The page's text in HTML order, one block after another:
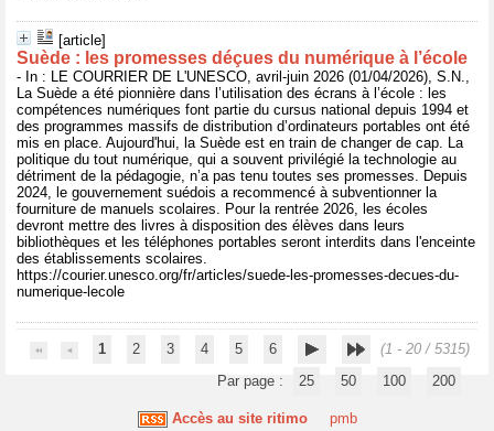
[article]
Suède : les promesses déçues du numérique à l’école
- In : LE COURRIER DE L'UNESCO, avril-juin 2026 (01/04/2026), S.N.,
La Suède a été pionnière dans l’utilisation des écrans à l’école : les
compétences numériques font partie du cursus national depuis 1994 et
des programmes massifs de distribution d’ordinateurs portables ont été
mis en place. Aujourd'hui, la Suède est en train de changer de cap. La
politique du tout numérique, qui a souvent privilégié la technologie au
détriment de la pédagogie, n’a pas tenu toutes ses promesses. Depuis
2024, le gouvernement suédois a recommencé à subventionner la
fourniture de manuels scolaires. Pour la rentrée 2026, les écoles
devront mettre des livres à disposition des élèves dans leurs
bibliothèques et les téléphones portables seront interdits dans l'enceinte
des établissements scolaires.
https://courier.unesco.org/fr/articles/suede-les-promesses-decues-du-
numerique-lecole
1 2 3 4 5 6
(1 - 20 / 5315)
Par page :
25 50 100 200
Accès au site ritimo pmb